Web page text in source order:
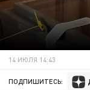
14 ИЮЛЯ 14:43
ПОДПИШИТЕСЬ: